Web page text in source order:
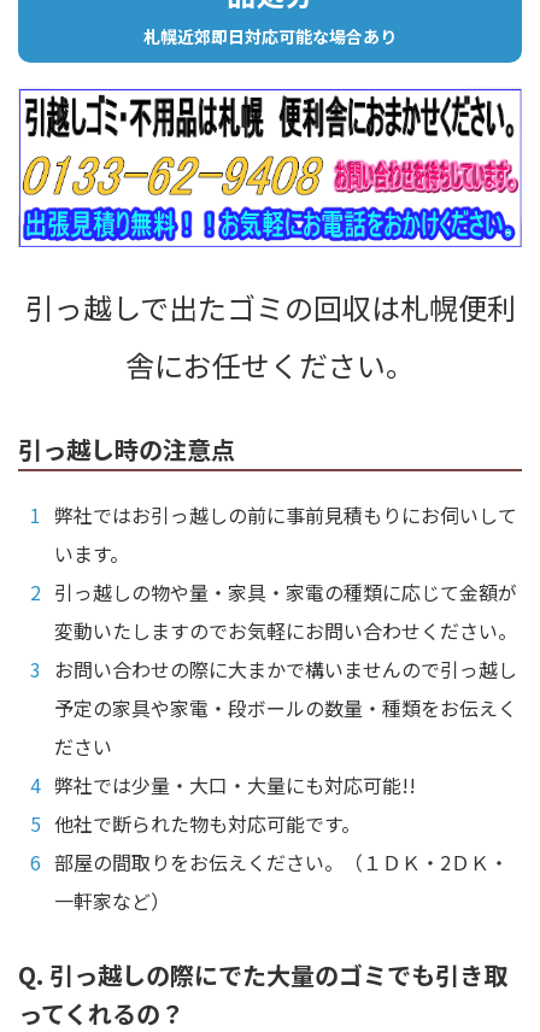
札幌近郊即日対応可能な場合あり
引っ越しで出たゴミの回収は札幌便利
舎にお任せください。
引っ越し時の注意点
弊社ではお引っ越しの前に事前見積もりにお伺いして
います。
引っ越しの物や量・家具・家電の種類に応じて金額が
変動いたしますのでお気軽にお問い合わせください。
お問い合わせの際に大まかで構いませんので引っ越し
予定の家具や家電・段ボールの数量・種類をお伝えく
ださい
弊社では少量・大口・大量にも対応可能!!
他社で断られた物も対応可能です。
部屋の間取りをお伝えください。（１ＤＫ・2ＤＫ・
一軒家など）
Q. 引っ越しの際にでた大量のゴミでも引き取
ってくれるの？